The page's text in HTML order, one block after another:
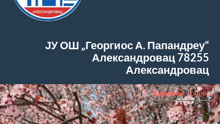
ЈУ ОШ „Георгиос А. Папандреу“
Александровац78255
Александровац
Ћирилица|Latinica